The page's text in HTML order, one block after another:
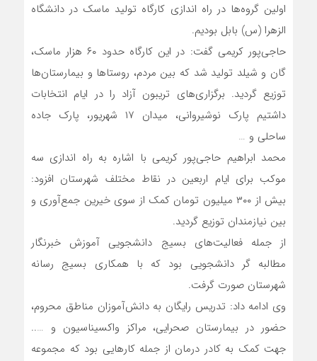
اولین گروه‌ها در راه اندازی کارگاه تولید ماسک در دانشگاه
الزهرا (س) بابل بودیم.
حاجی‌پور کریمی گفت: در این کارگاه حدود ۶۰ هزار ماسک،
گان و شیلد تولید شد که بین مردم، روستاها و بیمارستان‌ها
توزیع گردید. برگزاری‌های تریبون آزاد را در ایام انتخابات
داشتیم پارک نوشیروانی، میدان ۱۷ شهریور، پارک جاده
ساحلی و …
محمد ابراهیم حاجی‌پور کریمی با اشاره به راه اندازی سه
موکب برای ایام اربعین در نقاط مختلف شهرستان افزود:
بیش از ۳۰۰ میلیون تومان کمک از سوی خیرین جمع‌آوری و
بین نیازمندان توزیع گردید.
از جمله فعالیت‌های بسیج دانشجویی آموزش خبرنگار
مطالبه گر دانشجویی بود که با همکاری بسیج رسانه
شهرستان صورت گرفت.
وی ادامه داد: تدریس رایگان به دانش‌آموزان مناطق محروم،
حضور در بیمارستان صحرایی، مراکز واکسیناسیون و …..
جهت کمک به کادر درمان از جمله کارهایی بود که مجموعه